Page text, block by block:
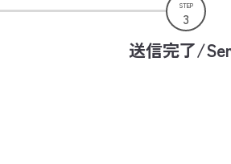
送信完了/
STEP
3